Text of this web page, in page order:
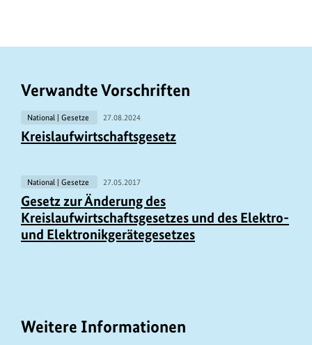
Verwandte Vorschriften
National | Gesetze 27.08.2024
Kreislaufwirtschaftsgesetz
National | Gesetze 27.05.2017
Gesetz zur Änderung des
Kreislaufwirtschaftsgesetzes und des Elektro-
und Elektronikgerätegesetzes
Weitere Informationen